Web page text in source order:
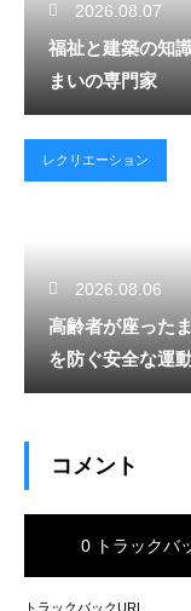
2026.08.07
福祉と建築の知
まいの専門家
レクリエーション
2026.08.06
高齢者が座った
を防ぐ安全な運
コメント
0 トラックバ
トラックバックURL